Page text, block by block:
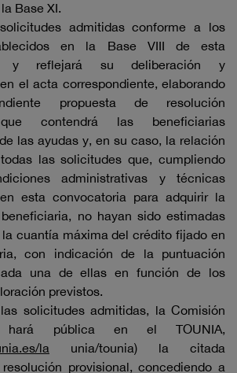
Base XI.
admitidas conforme a los
en la Base VIII de esta
y reflejará su deliberación y
el acta correspondiente, elaborando
propuesta de resolución
contendrá las beneficiarias
las ayudas y, en su caso, la relación
las solicitudes que, cumpliendo
administrativas y técnicas
esta convocatoria para adquirir la
no hayan sido estimadas
la cuantía máxima del crédito fijado en
con indicación de la puntuación
una de ellas en función de los
previstos.
solicitudes admitidas, la Comisión
pública en el TOUNIA,
la unia/tounia) la citada
provisional, concediendo a